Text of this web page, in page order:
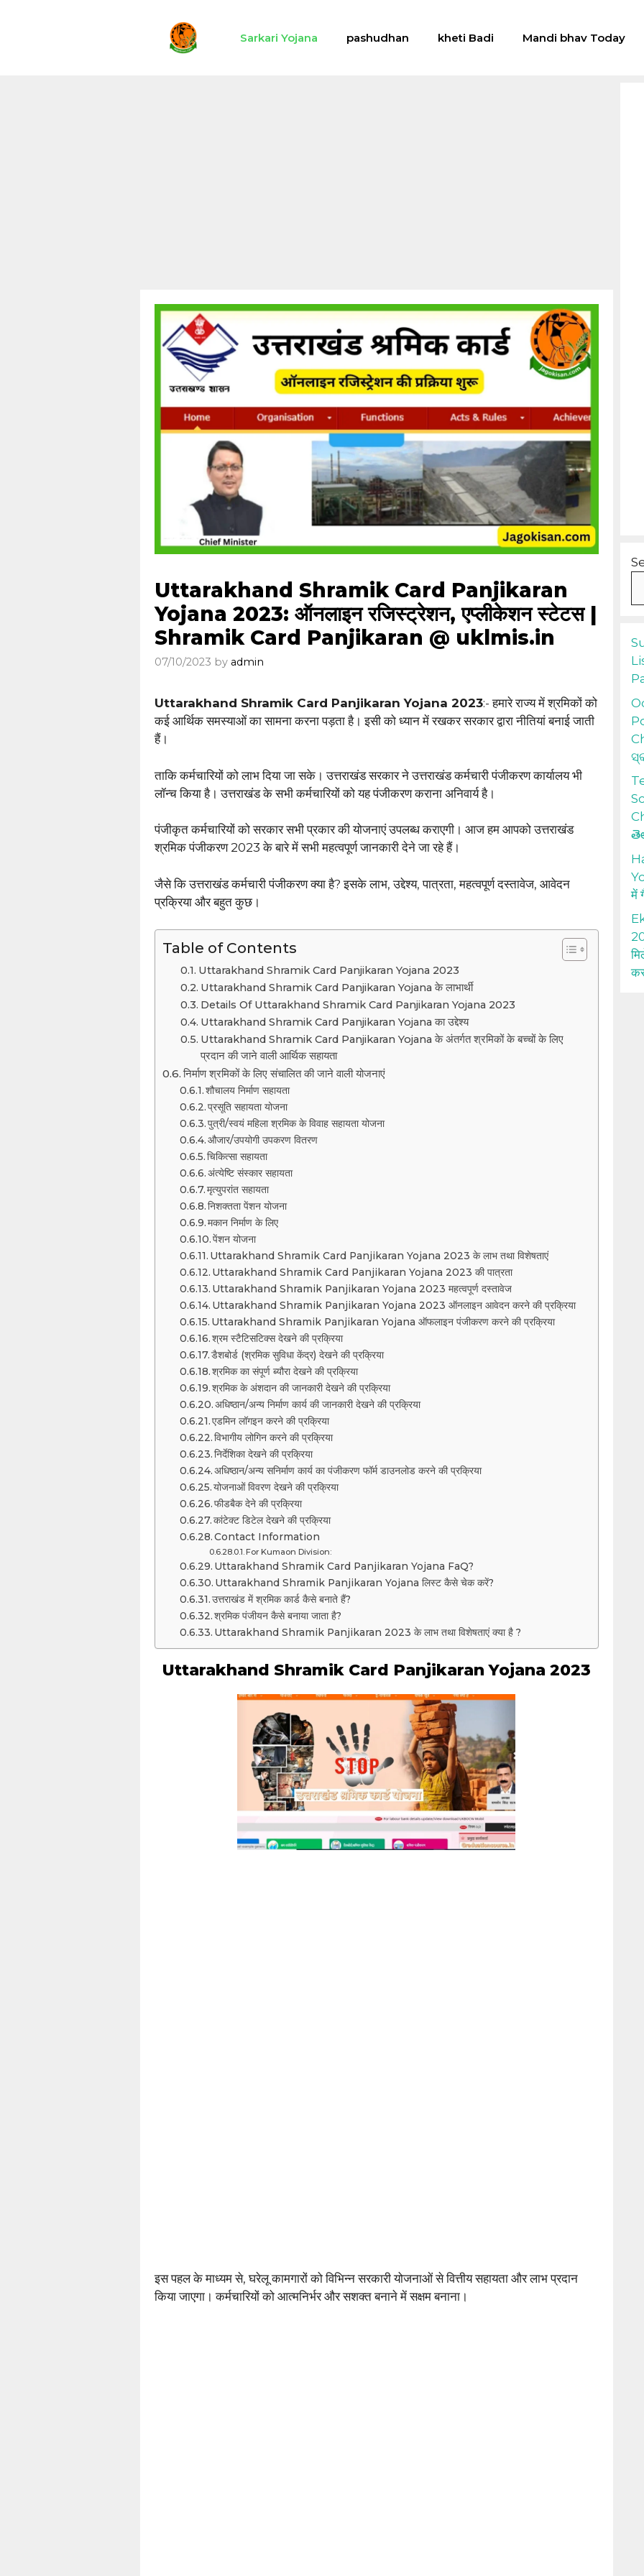
Sarkari Yojana pashudhan kheti Badi Mandi bhav Today
Uttarakhand Shramik Card Panjikaran
Yojana 2023: ऑनलाइन रजिस्ट्रेशन, एप्लीकेशन स्टेटस |
Shramik Card Panjikaran @ uklmis.in
07/10/2023 by admin
Uttarakhand Shramik Card Panjikaran Yojana 2023:- हमारे राज्य में श्रमिकों को
कई आर्थिक समस्याओं का सामना करना पड़ता है। इसी को ध्यान में रखकर सरकार द्वारा नीतियां बनाई जाती
हैं।
ताकि कर्मचारियों को लाभ दिया जा सके। उत्तराखंड सरकार ने उत्तराखंड कर्मचारी पंजीकरण कार्यालय भी
लॉन्च किया है। उत्तराखंड के सभी कर्मचारियों को यह पंजीकरण कराना अनिवार्य है।
पंजीकृत कर्मचारियों को सरकार सभी प्रकार की योजनाएं उपलब्ध कराएगी। आज हम आपको उत्तराखंड
श्रमिक पंजीकरण 2023 के बारे में सभी महत्वपूर्ण जानकारी देने जा रहे हैं।
जैसे कि उत्तराखंड कर्मचारी पंजीकरण क्या है? इसके लाभ, उद्देश्य, पात्रता, महत्वपूर्ण दस्तावेज, आवेदन
प्रक्रिया और बहुत कुछ।
Table of Contents
Uttarakhand Shramik Card Panjikaran Yojana 2023
Uttarakhand Shramik Card Panjikaran Yojana के लाभार्थी
Details Of Uttarakhand Shramik Card Panjikaran Yojana 2023
Uttarakhand Shramik Card Panjikaran Yojana का उद्देश्य
Uttarakhand Shramik Card Panjikaran Yojana के अंतर्गत श्रमिकों के बच्चों के लिए
प्रदान की जाने वाली आर्थिक सहायता
निर्माण श्रमिकों के लिए संचालित की जाने वाली योजनाएं
शौचालय निर्माण सहायता
प्रसूति सहायता योजना
पुत्री/स्वयं महिला श्रमिक के विवाह सहायता योजना
औजार/उपयोगी उपकरण वितरण
चिकित्सा सहायता
अंत्येष्टि संस्कार सहायता
मृत्युपरांत सहायता
निशक्तता पेंशन योजना
मकान निर्माण के लिए
पेंशन योजना
Uttarakhand Shramik Card Panjikaran Yojana 2023 के लाभ तथा विशेषताएं
Uttarakhand Shramik Card Panjikaran Yojana 2023 की पात्रता
Uttarakhand Shramik Panjikaran Yojana 2023 महत्वपूर्ण दस्तावेज
Uttarakhand Shramik Panjikaran Yojana 2023 ऑनलाइन आवेदन करने की प्रक्रिया
Uttarakhand Shramik Panjikaran Yojana ऑफलाइन पंजीकरण करने की प्रक्रिया
श्रम स्टैटिसटिक्स देखने की प्रक्रिया
डैशबोर्ड (श्रमिक सुविधा केंद्र) देखने की प्रक्रिया
श्रमिक का संपूर्ण ब्यौरा देखने की प्रक्रिया
श्रमिक के अंशदान की जानकारी देखने की प्रक्रिया
अधिष्ठान/अन्य निर्माण कार्य की जानकारी देखने की प्रक्रिया
एडमिन लॉगइन करने की प्रक्रिया
विभागीय लोगिन करने की प्रक्रिया
निर्देशिका देखने की प्रक्रिया
अधिष्ठान/अन्य सनिर्माण कार्य का पंजीकरण फॉर्म डाउनलोड करने की प्रक्रिया
योजनाओं विवरण देखने की प्रक्रिया
फीडबैक देने की प्रक्रिया
कांटेक्ट डिटेल देखने की प्रक्रिया
Contact Information
For Kumaon Division:
Uttarakhand Shramik Card Panjikaran Yojana FaQ?
Uttarakhand Shramik Panjikaran Yojana लिस्ट कैसे चेक करें?
उत्तराखंड में श्रमिक कार्ड कैसे बनाते हैं?
श्रमिक पंजीयन कैसे बनाया जाता है?
Uttarakhand Shramik Panjikaran 2023 के लाभ तथा विशेषताएं क्या है ?
Uttarakhand Shramik Card Panjikaran Yojana 2023
इस पहल के माध्यम से, घरेलू कामगारों को विभिन्न सरकारी योजनाओं से वित्तीय सहायता और लाभ प्रदान
किया जाएगा। कर्मचारियों को आत्मनिर्भर और सशक्त बनाने में सक्षम बनाना।
में